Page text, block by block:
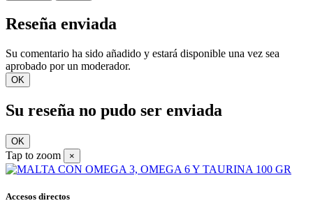
Reseña enviada
Su comentario ha sido añadido y estará disponible una vez sea
aprobado por un moderador.
OK
Su reseña no pudo ser enviada
OK
Tap to zoom ×
Accesos directos